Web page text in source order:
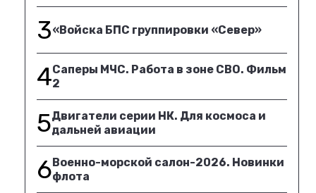
3«Войска БПС группировки «Север»
4Саперы МЧС. Работа в зоне СВО. Фильм
2
5Двигатели серии НК. Для космоса и
дальней авиации
6Военно-морской салон-2026. Новинки
флота